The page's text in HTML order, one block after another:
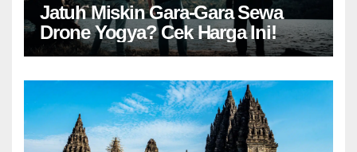
Jatuh Miskin Gara-Gara Sewa
Drone Yogya? Cek Harga Ini!